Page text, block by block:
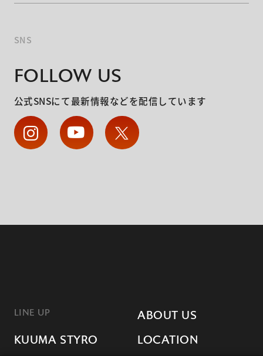
SNS
FOLLOW US
公式SNSにて最新情報などを配信しています
LINE UP
KUUMA STYRO
ABOUT US
LOCATION